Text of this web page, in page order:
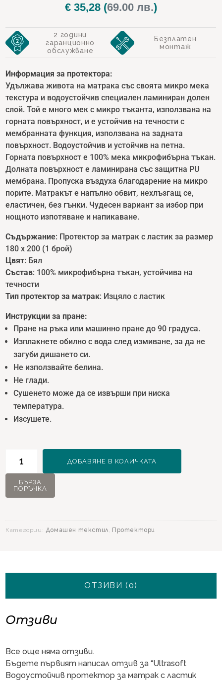
€ 35,28 (69.00 лв.)
2 години
гаранционно
обслужване
Безплатен
монтаж
Информация за протектора:
Удължава живота на матрака със своята микро мека
текстура и водоустойчив специален ламиниран долен
слой. Той е много мек с микро тъканта, използвана на
горната повърхност, и е устойчив на течности с
мембранната функция, използвана на задната
повърхност. Водоустойчив и устойчив на петна.
Горната повърхност е 100% мека микрофибърна тъкан.
Долната повърхност е ламинирана със защитна PU
мембрана. Пропуска въздуха благодарение на микро
порите. Матракът е напълно обвит, нехлъзгащ се,
еластичен, без гънки. Чудесен вариант за избор при
нощното изпотяване и напикаване.
Съдържание: Протектор за матрак с ластик за размер
180 x 200 (1 брой)
Цвят: Бял
Състав: 100% микрофибърна тъкан, устойчива на
течности
Тип протектор за матрак: Изцяло с ластик
Инструкции за пране:
Пране на ръка или машинно пране до 90 градуса.
Изплакнете обилно с вода след измиване, за да не
загуби дишането си.
Не използвайте белина.
Не глади.
Сушенето може да се извърши при ниска
температура.
Изсушете.
Ultrasoft
Водоустойчив
матрак
см.
ДОБАВЯНЕ В КОЛИЧКАТА
БЪРЗА
ПОРЪЧКА
Категории: Домашен текстил, Протектори
ОТЗИВИ (0)
Отзиви
Все още няма отзиви.
Бъдете първият написал отзив за “Ultrasoft
Водоустойчив протектор за матрак с ластик